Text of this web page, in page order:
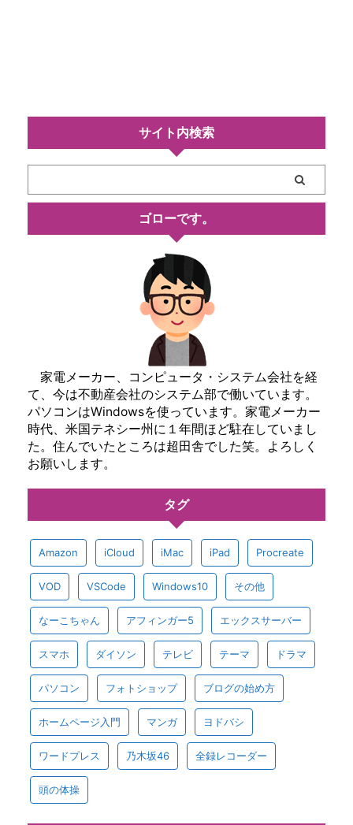
サイト内検索
ゴローです。
家電メーカー、コンピュータ・システム会社を経
て、今は不動産会社のシステム部で働いています。
パソコンはWindowsを使っています。家電メーカー
時代、米国テネシー州に１年間ほど駐在していまし
た。住んでいたところは超田舎でした笑。よろしく
お願いします。
タグ
Amazon iCloud iMac iPad Procreate
VOD VSCode Windows10 その他
なーこちゃん アフィンガー5 エックスサーバー
スマホ ダイソン テレビ テーマ ドラマ
パソコン フォトショップ ブログの始め方
ホームページ入門 マンガ ヨドバシ
ワードプレス 乃木坂46 全録レコーダー
頭の体操